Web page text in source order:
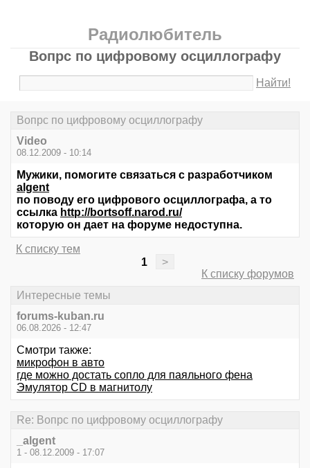
Радиолюбитель
Вопрс по цифровому осциллографу
Найти!
Вопрс по цифровому осциллографу
Video
08.12.2009 - 10:14
Мужики, помогите связаться с разработчиком
algent
по поводу его цифрового осциллографа, а то
ссылка http://bortsoff.narod.ru/
которую он дает на форуме недоступна.
К списку тем
1
>
К списку форумов
Интересные темы
forums-kuban.ru
06.08.2026 - 12:47
Смотри также:
микрофон в авто
где можно достать сопло для паяльного фена
Эмулятор CD в магнитолу
Re: Вопрс по цифровому осциллографу
_algent
1 - 08.12.2009 - 17:07